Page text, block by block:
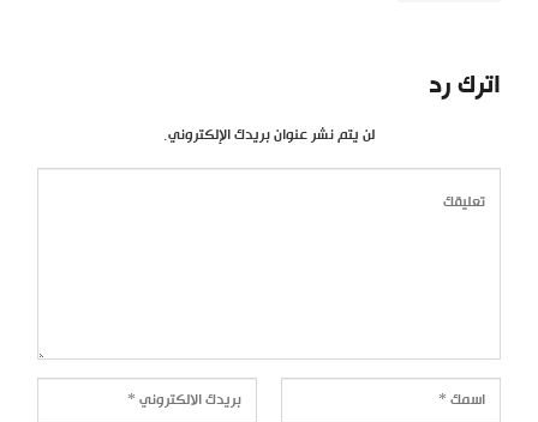
اترك رد
لن يتم نشر عنوان بريدك الإلكتروني.